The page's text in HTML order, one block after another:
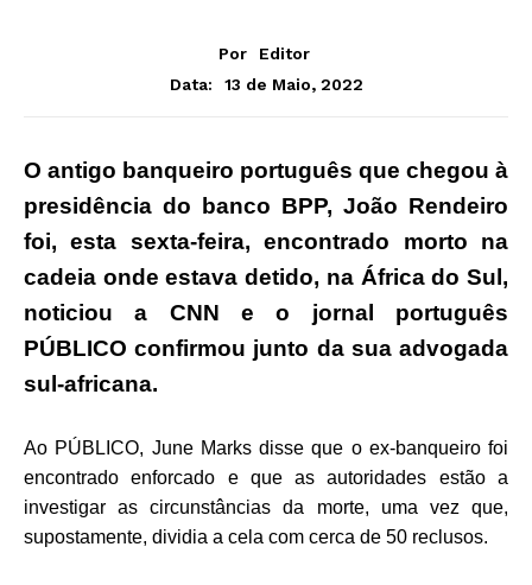
Por
Editor
Data:
13 de Maio, 2022
O antigo banqueiro português que chegou à
presidência do banco BPP, João Rendeiro
foi, esta sexta-feira, encontrado morto na
cadeia onde estava detido, na África do Sul,
noticiou a CNN e o jornal português
PÚBLICO confirmou junto da sua advogada
sul-africana.
Ao PÚBLICO, June Marks disse que o ex-banqueiro foi
encontrado enforcado e que as autoridades estão a
investigar as circunstâncias da morte, uma vez que,
supostamente, dividia a cela com cerca de 50 reclusos.